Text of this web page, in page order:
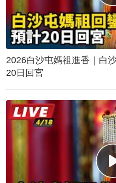
2026白沙屯媽祖進香｜白
20日回宮